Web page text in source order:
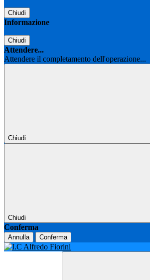
Chiudi
Informazione
Chiudi
Attendere...
Attendere il completamento dell'operazione...
Chiudi
Chiudi
Conferma
Annulla Conferma